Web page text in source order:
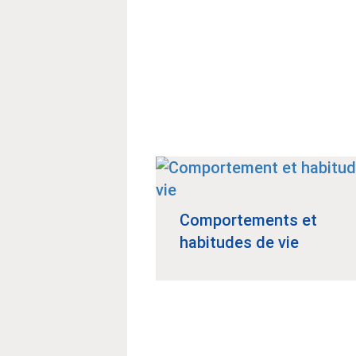
Comportements et
habitudes de vie